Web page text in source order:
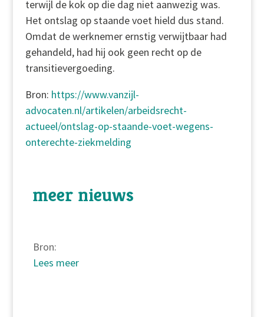
terwijl de kok op die dag niet aanwezig was.
Het ontslag op staande voet hield dus stand.
Omdat de werknemer ernstig verwijtbaar had
gehandeld, had hij ook geen recht op de
transitievergoeding.
Bron: https://www.vanzijl-
advocaten.nl/artikelen/arbeidsrecht-
actueel/ontslag-op-staande-voet-wegens-
onterechte-ziekmelding
meer nieuws
Bron:
Lees meer